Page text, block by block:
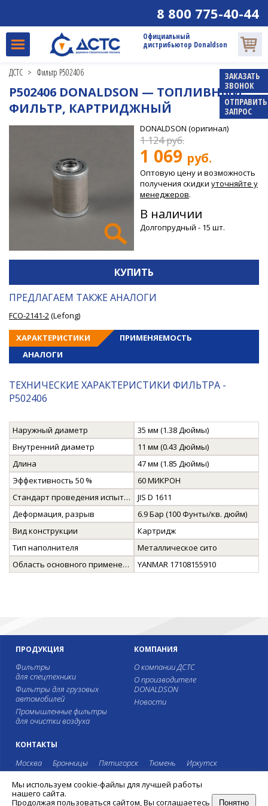
8 800 775-40-44
Официальный
дистрибьютор Donaldson
ЗАКАЗАТЬ
ЗВОНОК
ОТПРАВИТЬ
ЗАПРОС
ДСТС > Фильтр P502406
P502406 DONALDSON — ТОПЛИВНЫЙ
ФИЛЬТР, КАРТРИДЖНЫЙ
DONALDSON (оригинал)
1 124руб.
1 069 руб.
Оптовую цену и возможность
получения скидки уточняйте у
менеджеров.
В наличии
Долгопрудный - 15 шт.
КУПИТЬ
ПРЕДЛАГАЕМ ТАКЖЕ АНАЛОГИ
FCO-2141-2(Lefong)
ХАРАКТЕРИСТИКИ
ПРИМЕНЯЕМОСТЬ
АНАЛОГИ
ТЕХНИЧЕСКИЕ ХАРАКТЕРИСТИКИ ФИЛЬТРА -
P502406
Наружный диаметр
35 мм (1.38 Дюймы)
Внутренний диаметр
11 мм (0.43 Дюймы)
Длина
47 мм (1.85 Дюймы)
Эффективность 50 %
60 МИКРОН
Стандарт проведения испытаний на производительность
JIS D 1611
Деформация, разрыв
6.9 Бар (100 Фунты/кв. дюйм)
Вид конструкции
Картридж
Тип наполнителя
Металлическое сито
Область основного применения
YANMAR 17108155910
КОМПАНИЯ
О компании ДСТС
О производителе
DONALDSON
Новости
ПРОДУКЦИЯ
Фильтры
для спецтехники
Фильтры для грузовых
автомобилей
Промышленные фильтры
для очистки воздуха
КОНТАКТЫ
Москва Бронницы Пятигорск Тюмень Иркутск
8 495 987-39-99 8 800 775-40-44
Мы используем cookie-файлы для лучшей работы
нашего сайта.
Продолжая пользоваться сайтом, Вы соглашаетесь
Понятно